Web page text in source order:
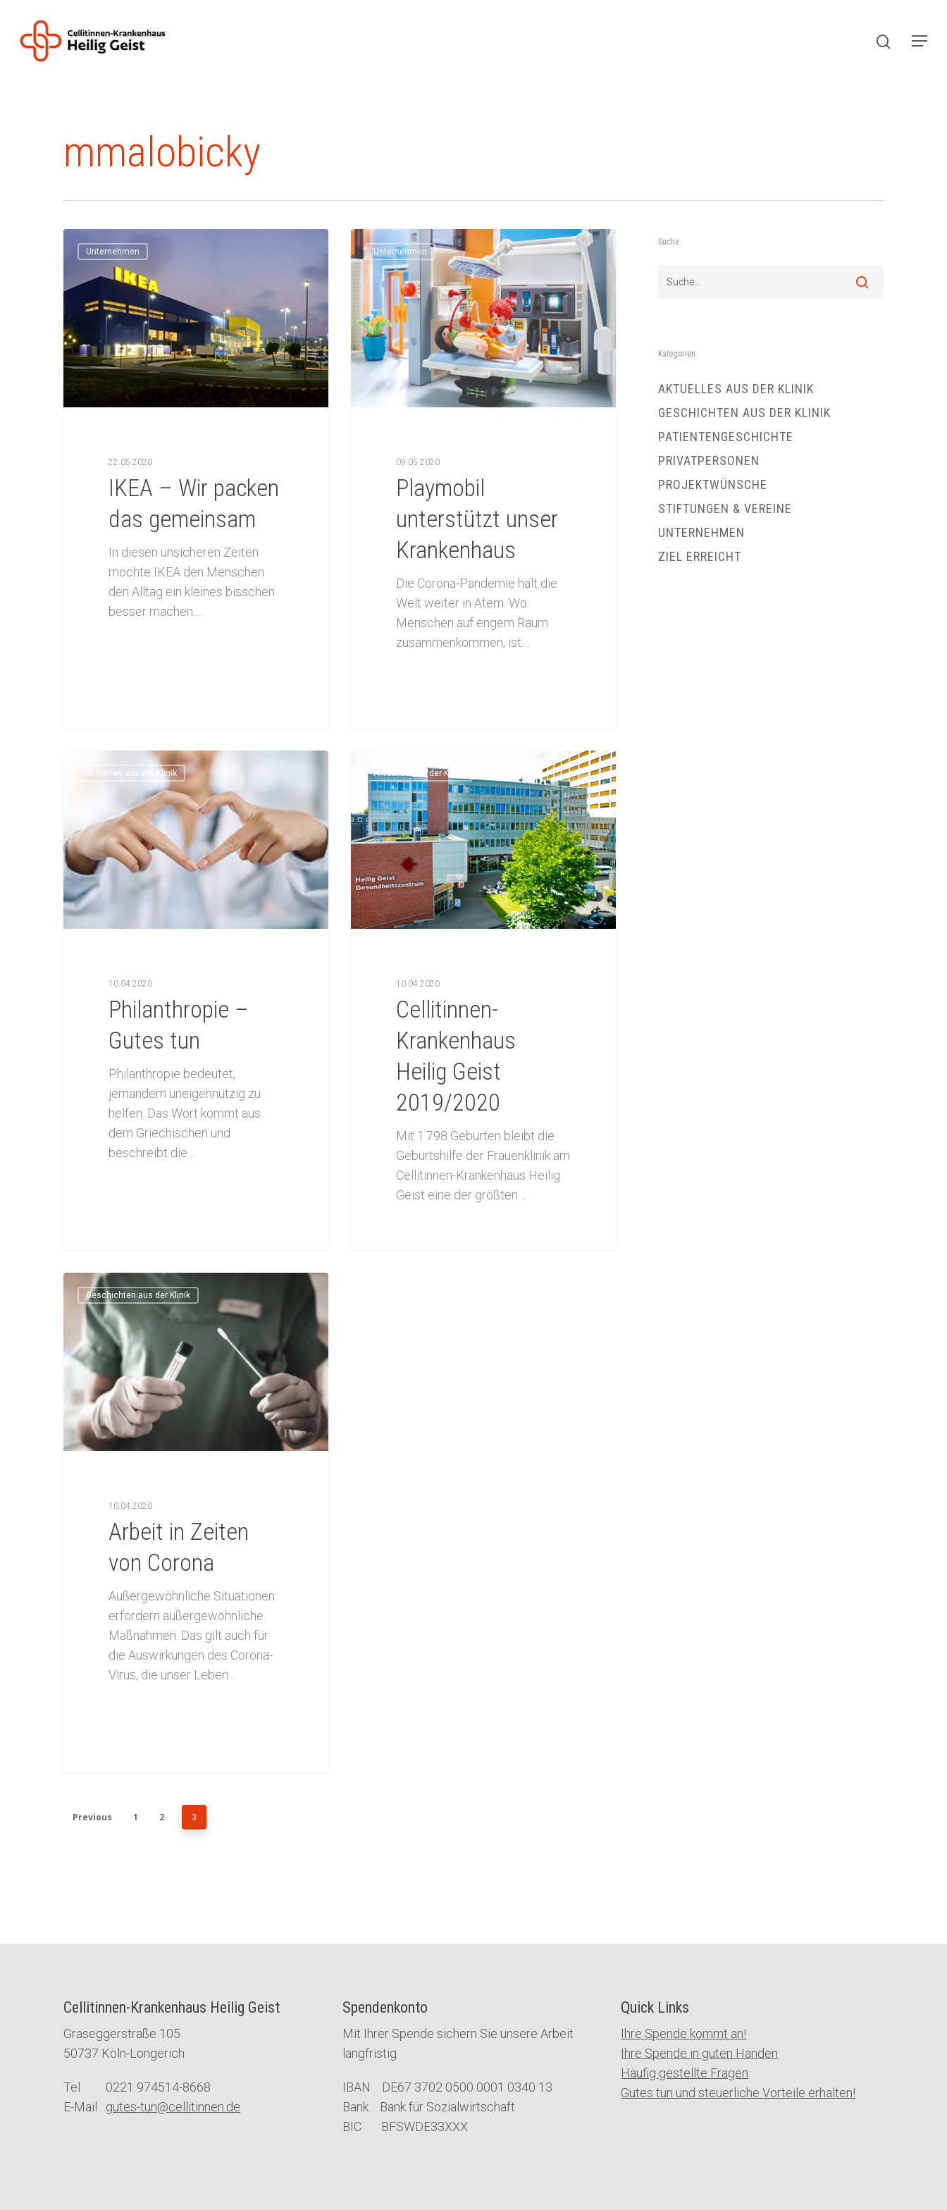
mmalobicky
Unternehmen
22.05.2020
IKEA – Wir packen
das gemeinsam
In diesen unsicheren Zeiten
möchte IKEA den Menschen
den Alltag ein kleines bisschen
besser machen.…
Unternehmen
09.05.2020
Playmobil
unterstützt unser
Krankenhaus
Die Corona-Pandemie hält die
Welt weiter in Atem. Wo
Menschen auf engem Raum
zusammenkommen, ist…
Aktuelles aus der Klinik
10.04.2020
Philanthropie –
Gutes tun
Philanthropie bedeutet,
jemandem uneigennützig zu
helfen. Das Wort kommt aus
dem Griechischen und
beschreibt die…
Aktuelles aus der Klinik
10.04.2020
Cellitinnen-
Krankenhaus
Heilig Geist
2019/2020
Mit 1.798 Geburten bleibt die
Geburtshilfe der Frauenklinik am
Cellitinnen-Krankenhaus Heilig
Geist eine der größten…
Geschichten aus der Klinik
10.04.2020
Arbeit in Zeiten
von Corona
Außergewöhnliche Situationen
erfordern außergewöhnliche
Maßnahmen. Das gilt auch für
die Auswirkungen des Corona-
Virus, die unser Leben…
Previous 1 2 3
Suche
Kategorien
AKTUELLES AUS DER KLINIK
GESCHICHTEN AUS DER KLINIK
PATIENTENGESCHICHTE
PRIVATPERSONEN
PROJEKTWÜNSCHE
STIFTUNGEN & VEREINE
UNTERNEHMEN
ZIEL ERREICHT
Cellitinnen-Krankenhaus Heilig Geist
Graseggerstraße 105
50737 Köln-Longerich
Tel 0221 974514-8668
E-Mail gutes-tun@cellitinnen.de
Spendenkonto
Mit Ihrer Spende sichern Sie unsere Arbeit
langfristig.
IBAN DE67 3702 0500 0001 0340 13
Bank Bank für Sozialwirtschaft
BIC BFSWDE33XXX
Quick Links
Ihre Spende kommt an!
Ihre Spende in guten Händen
Häufig gestellte Fragen
Gutes tun und steuerliche Vorteile erhalten!